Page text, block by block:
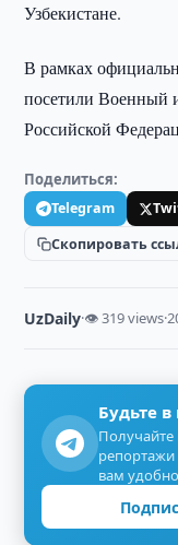
Узбекистане.
В рамках
посетили Военный
Российской
Поделиться:
Telegram
Скопировать
UzDaily·👁 319 views·
Будьте
Получайте
репортажи
вам